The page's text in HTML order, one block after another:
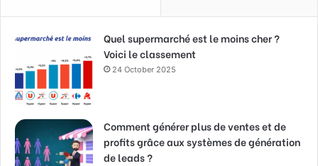
Quel supermarché est le moins cher ?
Voici le classement
24 October 2025
Comment générer plus de ventes et de
profits grâce aux systèmes de génération
de leads ?